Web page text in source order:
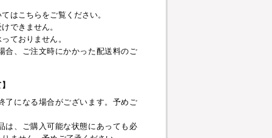
はこちらをご覧ください。
できません。
ておりません。
合、ご注文時にかかった配送料のご
了になる場合がございます。予めご
は、ご購入可能な状態にあっても必